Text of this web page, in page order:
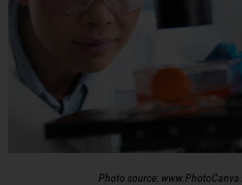
Photo source: